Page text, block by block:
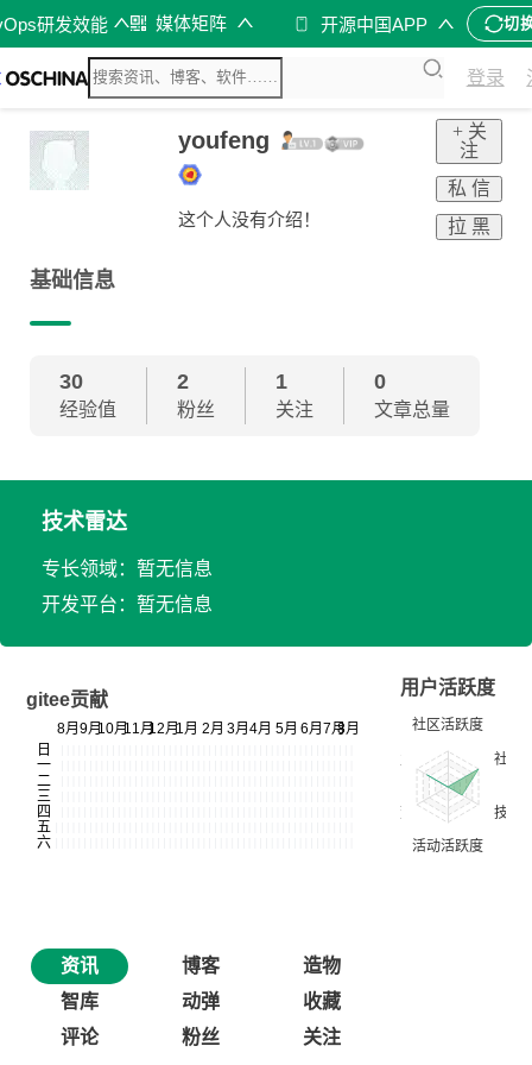
研发效能 媒体矩阵 开源中国APP 切
登录
youfeng
这个人没有介绍！
+ 关
注
私 信
拉 黑
基础信息
30
经验值
2
粉丝
1
关注
0
文章总量
技术雷达
专长领域：暂无信息
开发平台：暂无信息
gitee贡献
用户活跃度
资讯 博客
造物
智库
动弹
收藏
评论
粉丝 关注